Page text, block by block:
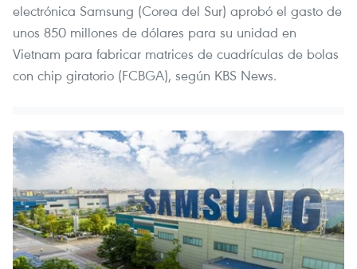
electrónica Samsung (Corea del Sur) aprobó el gasto de
unos 850 millones de dólares para su unidad en
Vietnam para fabricar matrices de cuadrículas de bolas
con chip giratorio (FCBGA), según KBS News.